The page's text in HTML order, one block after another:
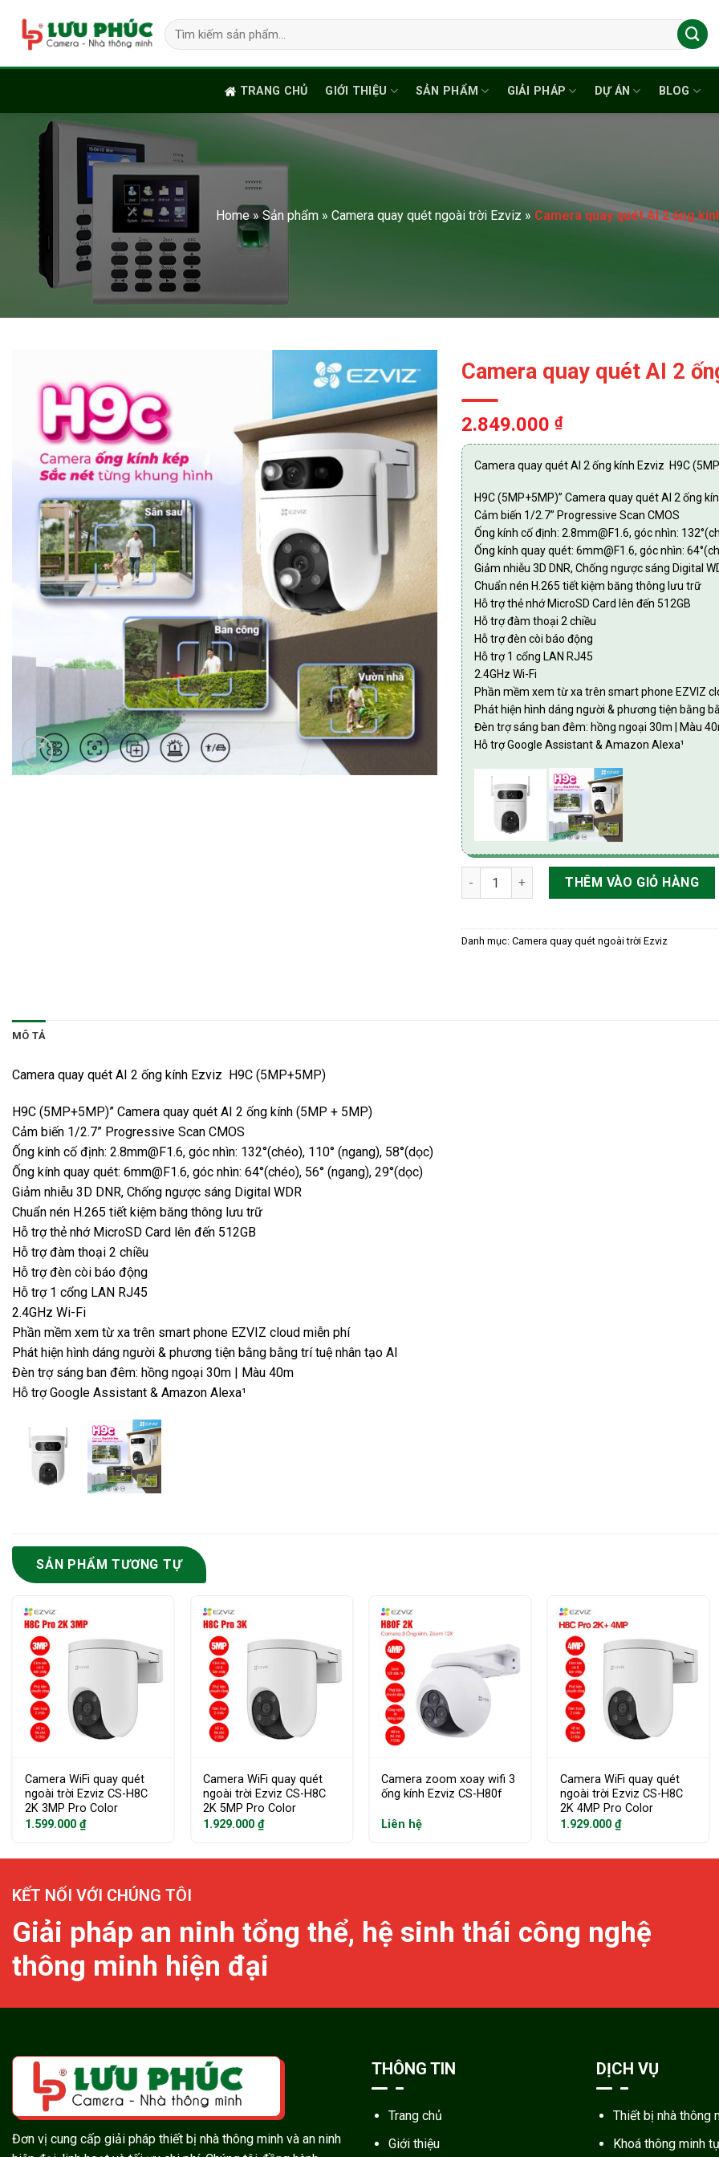
content
Tìm
kiếm:
TRANG CHỦ GIỚI THIỆU SẢN PHẨM GIẢI PHÁP DỰ ÁN BLOG
Home»Sản phẩm» Camera quay quét ngoài trời Ezviz » Camera quay quét AI 2 ống
Camera quay quét AI 2
2.849.000 ₫
Camera quay quét AI 2 ống kính Ezviz H9C
H9C (5MP+5MP)” Camera quay quét AI 2 ống
Cảm biến 1/2.7” Progressive Scan CMOS
Ống kính cố định: 2.8mm@F1.6, góc nhìn:
Ống kính quay quét: 6mm@F1.6, góc nhìn:
Giảm nhiễu 3D DNR, Chống ngược sáng Digital
Chuẩn nén H.265 tiết kiệm băng thông lưu trữ
Hỗ trợ thẻ nhớ MicroSD Card lên đến 512GB
Hỗ trợ đàm thoại 2 chiều
Hỗ trợ đèn còi báo động
Hỗ trợ 1 cổng LAN RJ45
2.4GHz Wi-Fi
Phần mềm xem từ xa trên smart phone EZVIZ
Phát hiện hình dáng người & phương tiện bằng
Đèn trợ sáng ban đêm: hồng ngoại 30m | Màu
Hỗ trợ Google Assistant & Amazon Alexa¹
Camera quay quét AI 2 ống kính Ezviz H9C
THÊM VÀO GIỎ HÀNG
Danh mục: Camera quay quét ngoài trời Ezviz
MÔ TẢ
Camera quay quét AI 2 ống kính Ezviz H9C (5MP+5MP)
H9C (5MP+5MP)” Camera quay quét AI 2 ống kính (5MP + 5MP)
Cảm biến 1/2.7” Progressive Scan CMOS
Ống kính cố định: 2.8mm@F1.6, góc nhìn: 132°(chéo), 110° (ngang), 58°(dọc)
Ống kính quay quét: 6mm@F1.6, góc nhìn: 64°(chéo), 56° (ngang), 29°(dọc)
Giảm nhiễu 3D DNR, Chống ngược sáng Digital WDR
Chuẩn nén H.265 tiết kiệm băng thông lưu trữ
Hỗ trợ thẻ nhớ MicroSD Card lên đến 512GB
Hỗ trợ đàm thoại 2 chiều
Hỗ trợ đèn còi báo động
Hỗ trợ 1 cổng LAN RJ45
2.4GHz Wi-Fi
Phần mềm xem từ xa trên smart phone EZVIZ cloud miễn phí
Phát hiện hình dáng người & phương tiện bằng bằng trí tuệ nhân tạo AI
Đèn trợ sáng ban đêm: hồng ngoại 30m | Màu 40m
Hỗ trợ Google Assistant & Amazon Alexa¹
SẢN PHẨM TƯƠNG TỰ
Camera WiFi quay quét
ngoài trời Ezviz CS-H8C
2K 3MP Pro Color
1.599.000 ₫
Camera WiFi quay quét
ngoài trời Ezviz CS-H8C
2K 5MP Pro Color
1.929.000₫
Camera zoom xoay wifi 3
ống kính Ezviz CS-H80f
Liên hệ
Camera WiFi quay quét
ngoài trời Ezviz CS-H8C
2K 4MP Pro Color
1.929.000 ₫
KẾT NỐI VỚI CHÚNG TÔI
Giải pháp an ninh tổng thể, hệ sinh thái công nghệ
thông minh hiện đại
Đơn vị cung cấp giải pháp thiết bị nhà thông minh và an ninh
THÔNG TIN
Trang chủ
Giới thiệu
DỊCH VỤ
Thiết bị nhà thông
Khoá thông minh